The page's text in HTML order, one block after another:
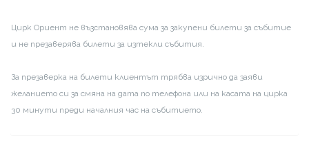
Цирк Ориент не възстановява сума за закупени билети за събитие
и не презаверява билети за изтекли събития.
За презаверка на билети клиентът трябва изрично да заяви
желанието си за смяна на дата по телефона или на касата на цирка
30 минути преди началния час на събитието.